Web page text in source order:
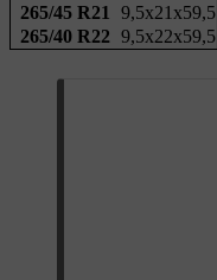
265/45 R21
9,5x21x59,5
265/40 R22 9,5x22x59,5